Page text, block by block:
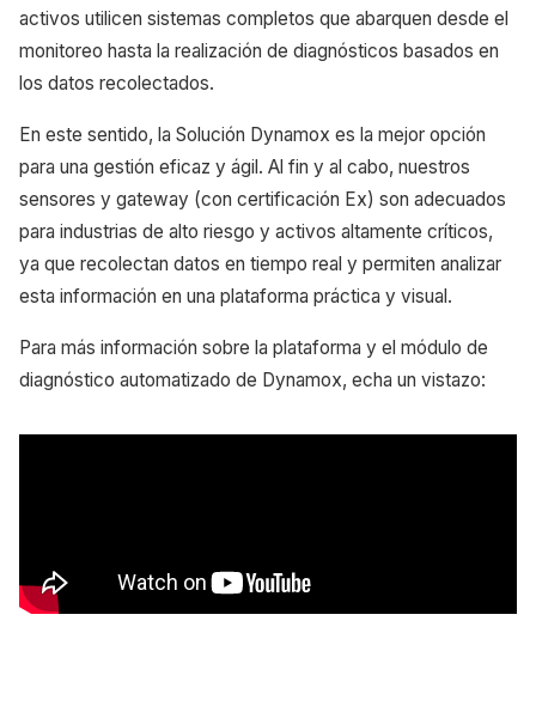
activos utilicen sistemas completos que abarquen desde el
monitoreo hasta la realización de diagnósticos basados en
los datos recolectados.
En este sentido, la Solución Dynamox es la mejor opción
para una gestión eficaz y ágil. Al fin y al cabo, nuestros
sensores y gateway (con certificación Ex) son adecuados
para industrias de alto riesgo y activos altamente críticos,
ya que recolectan datos en tiempo real y permiten analizar
esta información en una plataforma práctica y visual.
Para más información sobre la plataforma y el módulo de
diagnóstico automatizado de Dynamox, echa un vistazo: